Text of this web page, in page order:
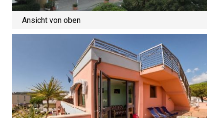
Ansicht von oben